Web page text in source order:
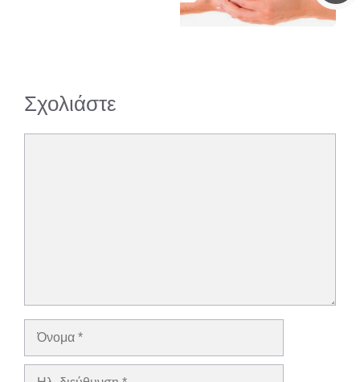
Σχολιάστε
Όνομα
Ηλ.